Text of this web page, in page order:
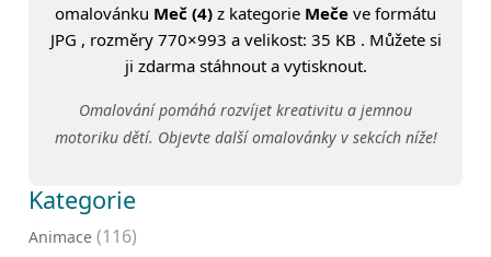
omalovánku Meč (4) z kategorie Meče ve formátu
JPG , rozměry 770×993 a velikost: 35 KB . Můžete si
ji zdarma stáhnout a vytisknout.
Omalování pomáhá rozvíjet kreativitu a jemnou
motoriku dětí. Objevte další omalovánky v sekcích níže!
Kategorie
Animace (116)